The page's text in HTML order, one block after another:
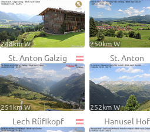
248km W 250km W
St. Anton Galzig
251km W
St. Anton
252km W
Lech Rüfikopf Hanusel Hof